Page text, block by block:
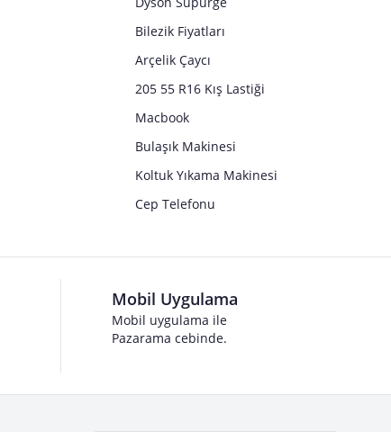
Bilezik Fiyatları
Arçelik Çaycı
205 55 R16 Kış Lastiği
Macbook
Bulaşık Makinesi
Koltuk Yıkama Makinesi
Cep Telefonu
Mobil Uygulama
Mobil uygulama ile
Pazarama cebinde.